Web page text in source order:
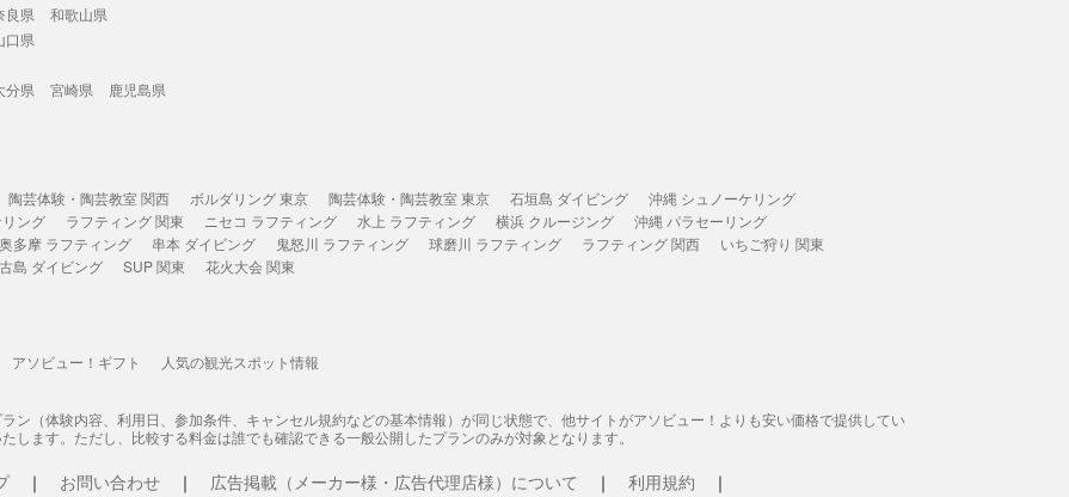
良県
和歌山県
口県
分県 宮崎県
鹿児島県
陶芸体験・陶芸教室 関西 ボルダリング 東京 陶芸体験・陶芸教室 東京 石垣島 ダイビング
沖縄 シュノーケリング
ング ラフティング 関東 ニセコ ラフティング 水上 ラフティング 横浜 クルージング
沖縄 パラセーリング
奥多摩 ラフティング 串本 ダイビング 鬼怒川 ラフティング 球磨川 ラフティング ラフティング 関西
いちご狩り 関東
島 ダイビング SUP 関東 花火大会 関東
アソビュー！ギフト 人気の観光スポット情報
ン（体験内容、利用日、参加条件、キャンセル規約などの基本情報）が同じ状態で、他サイトがアソビュー！よりも安い価格で提供してい
します。ただし、比較する料金は誰でも確認できる一般公開したプランのみが対象となります。
お問い合わせ 広告掲載（メーカー様・広告代理店様）について
利用規約